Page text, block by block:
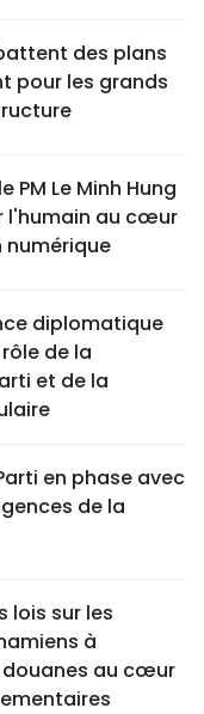
des plans
pour les grands
PM Le Minh Hung
l'humain au cœur
diplomatique
de la
et de la
en phase avec
de la
lois sur les
à
au cœur